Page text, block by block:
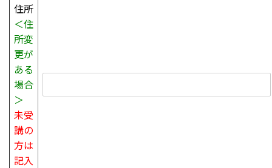
住所
＜住
所変
更が
ある
場合
＞
未受
講の
方は
記入